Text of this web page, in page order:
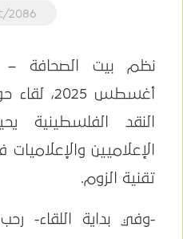
2086
أغسطس
النقد الفلسطينية
الإعلاميين
تقنية الزوم.
-وفي بداية اللقاء-